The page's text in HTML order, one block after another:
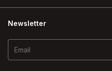
Newsletter